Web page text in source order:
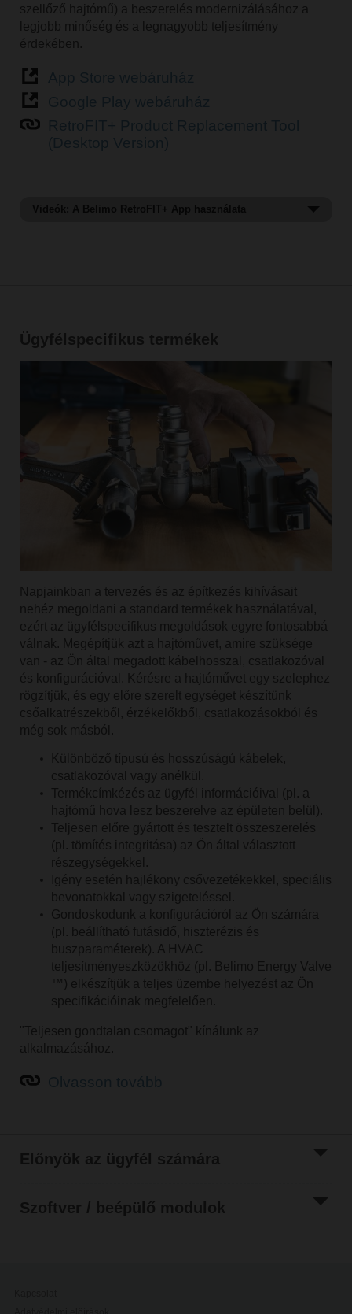
szellőző hajtómű) a beszerelés modernizálásához a
legjobb minőség és a legnagyobb teljesítmény
érdekében.
Használja a szkennelés funkciót
Támogatási kérelem benyújtása
Terméknév keresése
Paraméterek keresése
Ügyfélspecifikus termékek
Napjainkban a tervezés és az építkezés kihívásait
nehéz megoldani a standard termékek használatával,
ezért az ügyfélspecifikus megoldások egyre fontosabbá
válnak. Megépítjük azt a hajtóművet, amire szüksége
van - az Ön által megadott kábelhosszal, csatlakozóval
és konfigurációval. Kérésre a hajtóművet egy szelephez
rögzítjük, és egy előre szerelt egységet készítünk
csőalkatrészekből, érzékelőkből, csatlakozásokból és
még sok másból.
Különböző típusú és hosszúságú kábelek,
csatlakozóval vagy anélkül.
Termékcímkézés az ügyfél információival (pl. a
hajtómű hova lesz beszerelve az épületen belül).
Teljesen előre gyártott és tesztelt összeszerelés
(pl. tömítés integritása) az Ön által választott
részegységekkel.
Igény esetén hajlékony csővezetékekkel, speciális
bevonatokkal vagy szigeteléssel.
Gondoskodunk a konfigurációról az Ön számára
(pl. beállítható futásidő, hiszterézis és
buszparaméterek). A HVAC
teljesítményeszközökhöz (pl. Belimo Energy Valve
™) elkészítjük a teljes üzembe helyezést az Ön
specifikációinak megfelelően.
"Teljesen gondtalan csomagot" kínálunk az
alkalmazásához.
Előnyök az ügyfél számára
Szoftver / beépülő modulok